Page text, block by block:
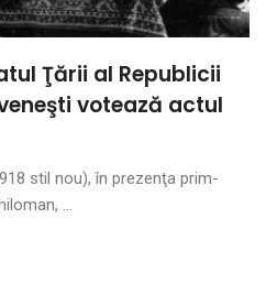
Ţării al Republicii
votează actul
stil nou), în prezenţa prim-
...